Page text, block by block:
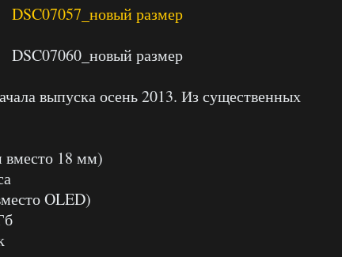
выпуска осень 2013. Из существенных
18 мм)
OLED)